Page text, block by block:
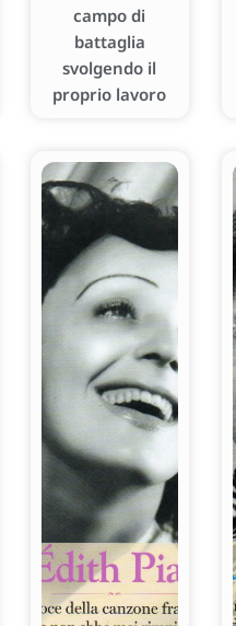
campo di
battaglia
svolgendo il
proprio lavoro